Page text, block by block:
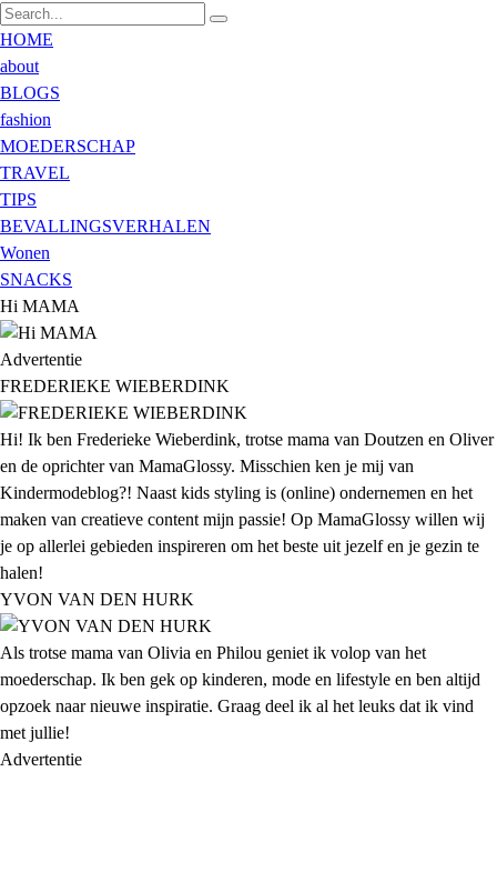
HOME
about
BLOGS
fashion
MOEDERSCHAP
TRAVEL
TIPS
BEVALLINGSVERHALEN
Wonen
SNACKS
Hi MAMA
Advertentie
FREDERIEKE WIEBERDINK
Hi! Ik ben Frederieke Wieberdink, trotse mama van Doutzen en Oliver
en de oprichter van MamaGlossy. Misschien ken je mij van
Kindermodeblog?! Naast kids styling is (online) ondernemen en het
maken van creatieve content mijn passie! Op MamaGlossy willen wij
je op allerlei gebieden inspireren om het beste uit jezelf en je gezin te
halen!
YVON VAN DEN HURK
Als trotse mama van Olivia en Philou geniet ik volop van het
moederschap. Ik ben gek op kinderen, mode en lifestyle en ben altijd
opzoek naar nieuwe inspiratie. Graag deel ik al het leuks dat ik vind
met jullie!
Advertentie